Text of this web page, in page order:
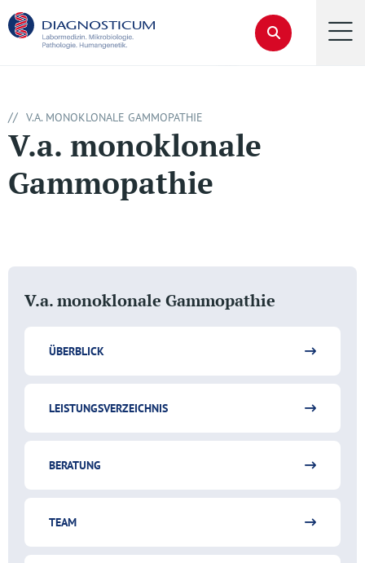
V.a. monoklonale Gammopathie
ÜBERBLICK
LEISTUNGSVERZEICHNIS
BERATUNG
TEAM
// V.A. MONOKLONALE GAMMOPATHIE
V.a. monoklonale
Gammopathie